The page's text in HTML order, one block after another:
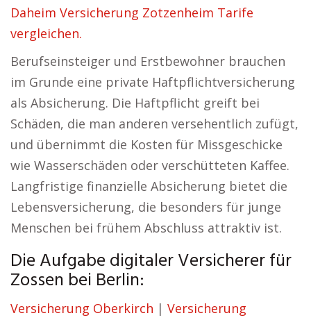
Daheim Versicherung Zotzenheim Tarife
vergleichen.
Berufseinsteiger und Erstbewohner brauchen
im Grunde eine private Haftpflichtversicherung
als Absicherung. Die Haftpflicht greift bei
Schäden, die man anderen versehentlich zufügt,
und übernimmt die Kosten für Missgeschicke
wie Wasserschäden oder verschütteten Kaffee.
Langfristige finanzielle Absicherung bietet die
Lebensversicherung, die besonders für junge
Menschen bei frühem Abschluss attraktiv ist.
Die Aufgabe digitaler Versicherer für
Zossen bei Berlin:
Versicherung Oberkirch | Versicherung